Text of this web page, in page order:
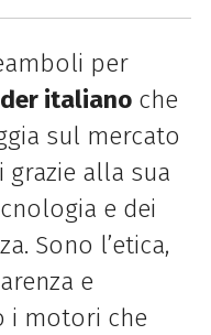
per
italianoche
sul mercato
alla sua
e dei
Sono l’etica,
e
i motori che